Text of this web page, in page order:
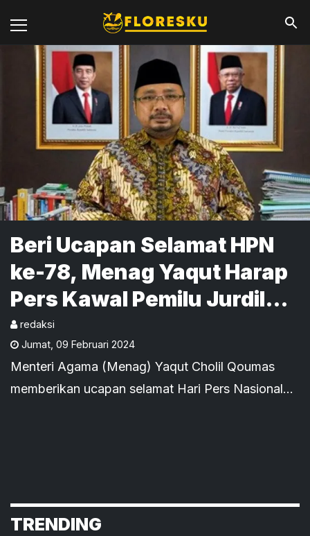
Beri Ucapan Selamat HPN
ke-78, Menag Yaqut Harap
Pers Kawal Pemilu Jurdil
dan Rahasia
redaksi
Jumat 09 Februari 2024
Menteri Agama (Menag) Yaqut Cholil Qoumas
memberikan ucapan selamat Hari Pers Nasional
TRENDING